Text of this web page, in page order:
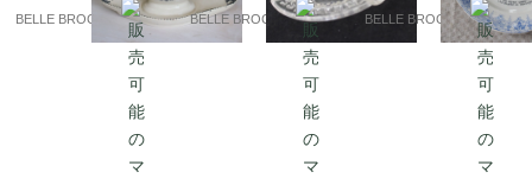
｜フランス発送（到着
BELLE BROCANTE
フランス発送（到着ま
BELLE BROCANTE
｜フランス発送（到着
まで2-3週間）
BELLE BROCANTE